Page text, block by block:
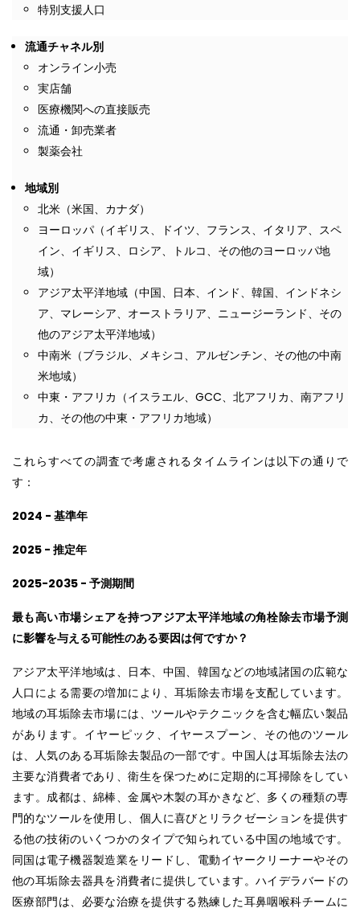
特別支援人口
流通チャネル別
オンライン小売
実店舗
医療機関への直接販売
流通・卸売業者
製薬会社
地域別
北米（米国、カナダ）
ヨーロッパ（イギリス、ドイツ、フランス、イタリア、スペ
イン、イギリス、ロシア、トルコ、その他のヨーロッパ地
域）
アジア太平洋地域（中国、日本、インド、韓国、インドネシ
ア、マレーシア、オーストラリア、ニュージーランド、その
他のアジア太平洋地域）
中南米（ブラジル、メキシコ、アルゼンチン、その他の中南
米地域）
中東・アフリカ（イスラエル、GCC、北アフリカ、南アフリ
カ、その他の中東・アフリカ地域）
これらすべての調査で考慮されるタイムラインは以下の通りで
す：
2024 - 基準年
2025 - 推定年
2025-2035 - 予測期間
最も高い市場シェアを持つアジア太平洋地域の角栓除去市場予測
に影響を与える可能性のある要因は何ですか？
アジア太平洋地域は、日本、中国、韓国などの地域諸国の広範な
人口による需要の増加により、耳垢除去市場を支配しています。
地域の耳垢除去市場には、ツールやテクニックを含む幅広い製品
があります。イヤーピック、イヤースプーン、その他のツール
は、人気のある耳垢除去製品の一部です。中国人は耳垢除去法の
主要な消費者であり、衛生を保つために定期的に耳掃除をしてい
ます。成都は、綿棒、金属や木製の耳かきなど、多くの種類の専
門的なツールを使用し、個人に喜びとリラクゼーションを提供す
る他の技術のいくつかのタイプで知られている中国の地域です。
同国は電子機器製造業をリードし、電動イヤークリーナーやその
他の耳垢除去器具を消費者に提供しています。ハイデラバードの
医療部門は、必要な治療を提供する熟練した耳鼻咽喉科チームに